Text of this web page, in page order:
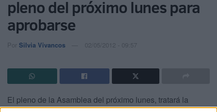
pleno del próximo lunes para
aprobarse
Por Silvia Vivancos 02/05/2012 - 09:57
El pleno de la Asamblea del próximo lunes, tratará la